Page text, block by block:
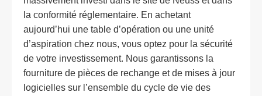
la conformité réglementaire. En achetant
aujourd’hui une table d’opération ou une unité
d’aspiration chez nous, vous optez pour la sécurité
de votre investissement. Nous garantissons la
fourniture de pièces de rechange et de mises à jour
logicielles sur l’ensemble du cycle de vie des